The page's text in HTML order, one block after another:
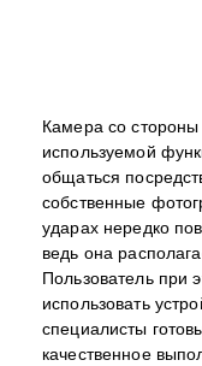
Камера со
используемой
общаться
собственные
ударах нередко
ведь она
Пользователь при
использовать
специалисты
качественное